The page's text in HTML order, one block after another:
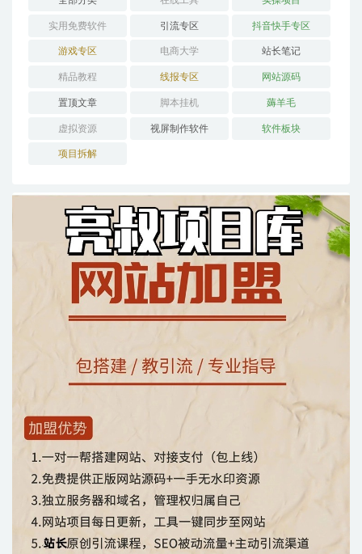
实用免费软件 引流专区 抖音快手专区
游戏专区 电商大学 站长笔记
精品教程 线报专区 网站源码
置顶文章 脚本挂机 薅羊毛
虚拟资源 视屏制作软件 软件板块
项目拆解